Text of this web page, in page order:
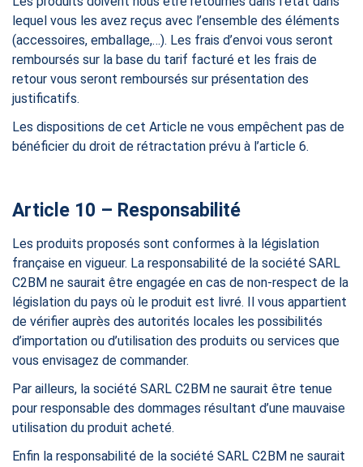
lequel vous les avez reçus avec l’ensemble des éléments
(accessoires, emballage,…). Les frais d’envoi vous seront
remboursés sur la base du tarif facturé et les frais de
retour vous seront remboursés sur présentation des
justificatifs.
Les dispositions de cet Article ne vous empêchent pas de
bénéficier du droit de rétractation prévu à l’article 6.
Article 10 – Responsabilité
Les produits proposés sont conformes à la législation
française en vigueur. La responsabilité de la société SARL
C2BM ne saurait être engagée en cas de non-respect de la
législation du pays où le produit est livré. Il vous appartient
de vérifier auprès des autorités locales les possibilités
d’importation ou d’utilisation des produits ou services que
vous envisagez de commander.
Par ailleurs, la société SARL C2BM ne saurait être tenue
pour responsable des dommages résultant d’une mauvaise
utilisation du produit acheté.
Enfin la responsabilité de la société SARL C2BM ne saurait